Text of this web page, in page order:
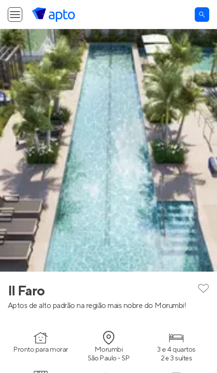
Il Faro
Aptos de alto padrão na região mais nobre do Morumbi!
Pronto para morar Morumbi
São Paulo - SP
3 e 4 quartos
2 e 3 suítes